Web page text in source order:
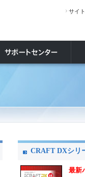
サイ
CRAFT DXシリ
最新